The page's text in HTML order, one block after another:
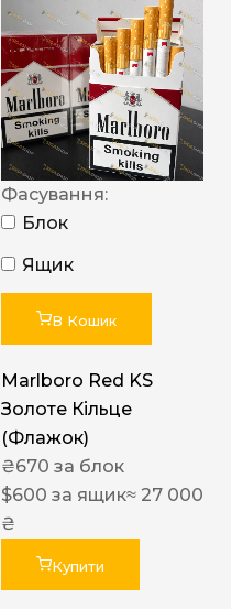
Фасування:
Блок
Ящик
В Кошик
Marlboro Red KS
Золоте Кільце
(Флажок)
₴670 за блок
$600 за ящик≈ 27 000
₴
Купити